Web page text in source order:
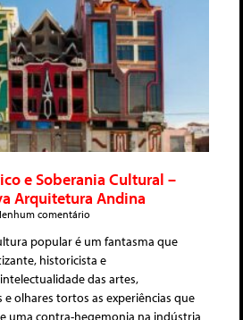
e Soberania Cultural –
Arquitetura Andina
comentário
popular é um fantasma que
historicista e
das artes,
olhares tortos as experiências que